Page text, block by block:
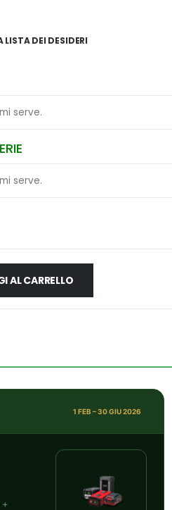
LISTA DEI DESIDERI
AL CARRELLO
1 FEB – 30 GIU 2026
+